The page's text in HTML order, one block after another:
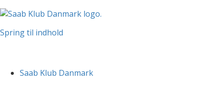
Spring til indhold
Saab Klub Danmark